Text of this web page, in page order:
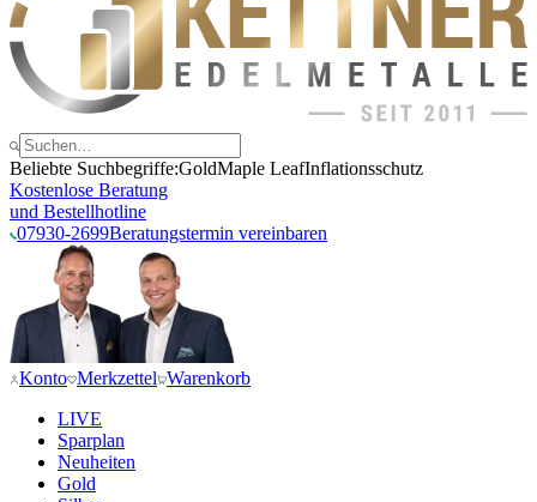
Beliebte Suchbegriffe:GoldMaple LeafInflationsschutz
Kostenlose Beratung
und Bestellhotline
07930-2699Beratungstermin vereinbaren
Konto Merkzettel Warenkorb
LIVE
Sparplan
Neuheiten
Gold